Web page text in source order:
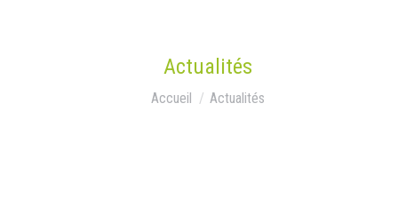
Actualités
Vous êtes ici :
Accueil Actualités